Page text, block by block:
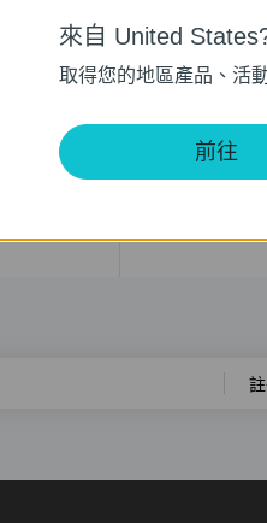
怎麼看TP-
來自 United
取得您的地區產品、活
前往